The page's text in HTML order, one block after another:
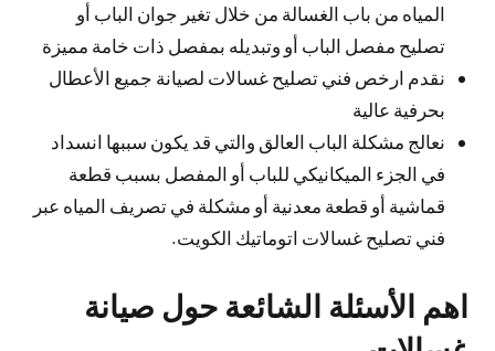
المياه من باب الغسالة من خلال تغير جوان الباب أو
تصليح مفصل الباب أو وتبديله بمفصل ذات خامة مميزة
نقدم ارخص فني تصليح غسالات لصيانة جميع الأعطال
بحرفية عالية
نعالج مشكلة الباب العالق والتي قد يكون سببها انسداد
في الجزء الميكانيكي للباب أو المفصل بسبب قطعة
قماشية أو قطعة معدنية أو مشكلة في تصريف المياه عبر
فني تصليح غسالات اتوماتيك الكويت.
اهم الأسئلة الشائعة حول صيانة